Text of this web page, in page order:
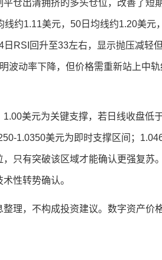
平仓出清拥挤的多头仓位，改善了短
线约1.11美元，50日均线约1.20美元
日RSI回升至33左右，显示抛压减轻
波动率下降，但价格需重新站上中
1.00美元为关键支撑，若日线收盘低
1.0350美元为即时支撑区间；
，只有突破该区域才能确认更强复苏
性转势确认。
理，不构成投资建议。数字资产价